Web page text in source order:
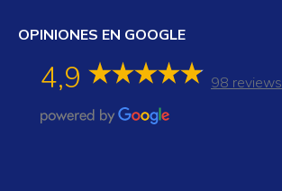
OPINIONES EN GOOGLE
4,9 98 reviews